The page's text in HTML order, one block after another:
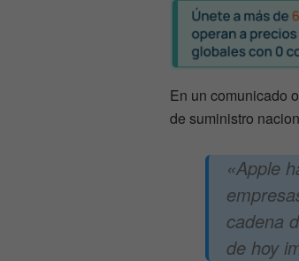
En un comunicado
de suministro
«Apple
cadena
de hoy